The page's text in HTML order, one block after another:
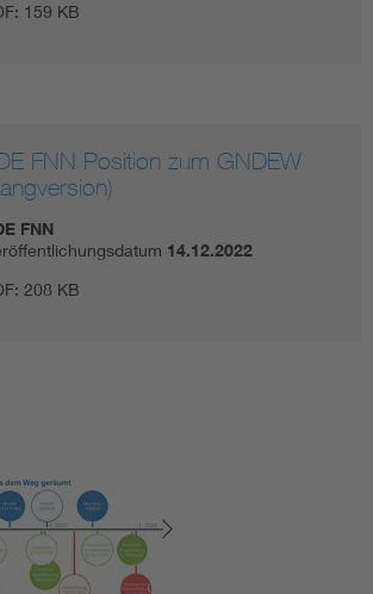
159 KB
FNN Position zum GNDEW
FNN
14.12.2022
208 KB